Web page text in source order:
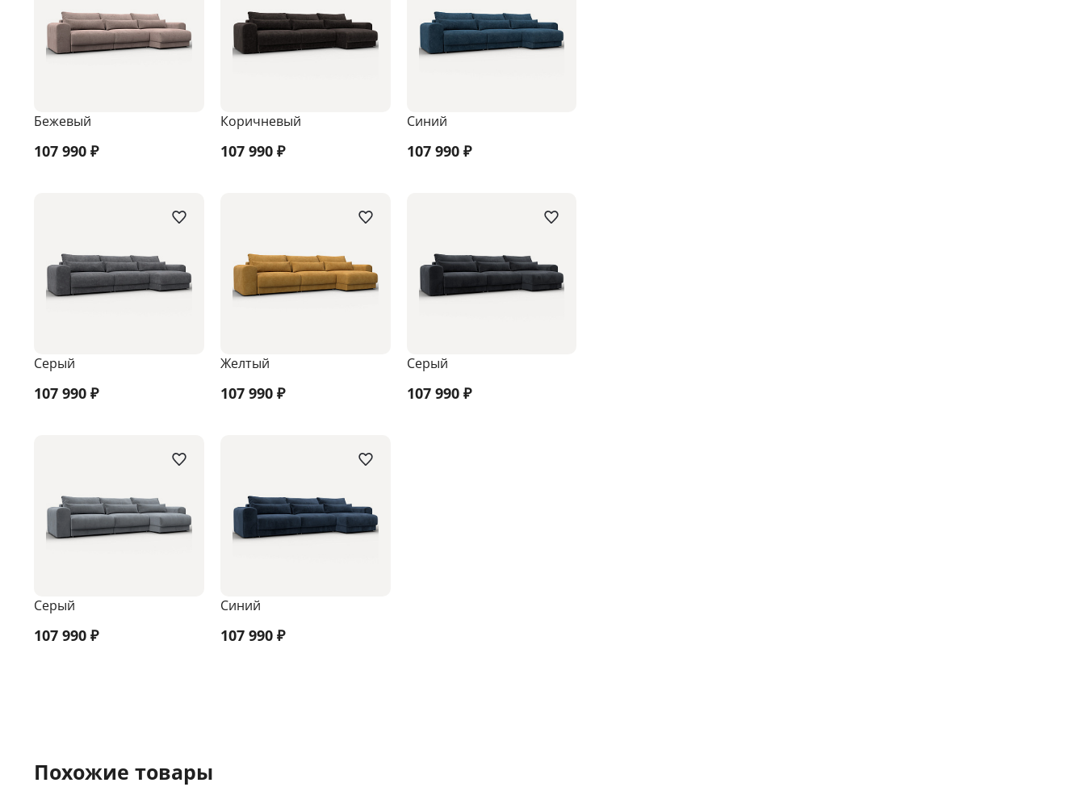
Бежевый
107 990 ₽
Коричневый
107 990₽
Синий
107 990₽
Серый
107 990 ₽
Желтый
107 990₽
Серый
107 990₽
Серый
107 990 ₽
Синий
107 990₽
Похожие товары